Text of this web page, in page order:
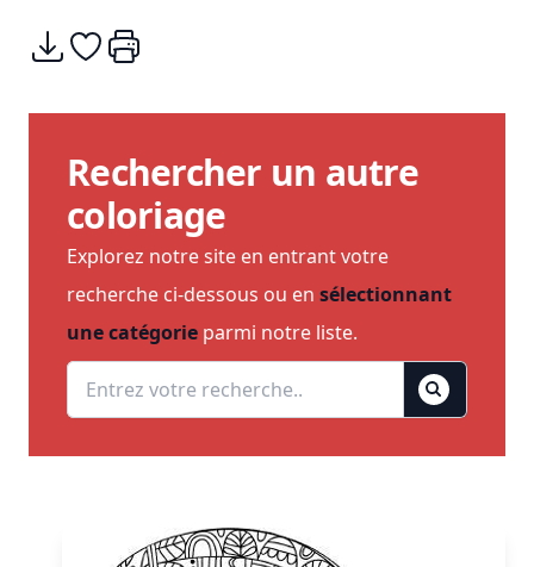
Télécharger
Ajouter à mes coups de coeurs
Imprimer
Rechercher un autre
coloriage
Explorez notre site en entrant votre
recherche ci-dessous ou en sélectionnant
une catégorie parmi notre liste.